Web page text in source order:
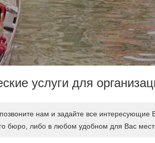
услуги для
нам и задайте все интересующие
бюро, либо в любом удобном для Вас